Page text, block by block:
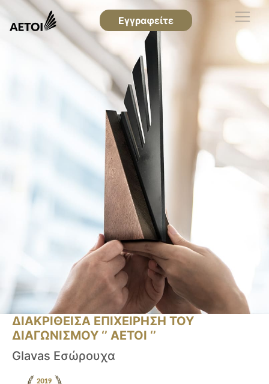
Εγγραφείτε
ΔΙΑΚΡΙΘΕΙΣΑ ΕΠΙΧΕΙΡΗΣΗ ΤΟΥ
ΔΙΑΓΩΝΙΣΜΟΥ ‘’ ΑΕΤΟΙ ‘’
Glavas Εσώρουχα